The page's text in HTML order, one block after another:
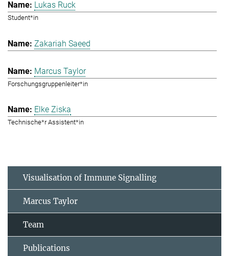
Lukas Ruck
Student*in
Zakariah Saeed
Marcus Taylor
Forschungsgruppenleiter*in
Elke Ziska
Technische*r Assistent*in
Visualisation of Immune Signalling
Marcus Taylor
Team
Publications